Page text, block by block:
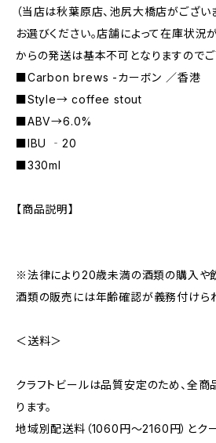
（当店は秋葉原店、池尻大橋店がござい
お選びください。店舗によって在庫状
からの発送は基本不可となりますのでご
■Carbon brews -カーボン ／香港
■Style→ coffee stout
■ABV→6.0%
■IBU ‐20
■330ml
【商品説明】
※法律により20歳未満の酒類の購入や
酒類の販売には年齢確認が義務付けら
＜送料＞
クラフトビールは品質安定のため、全
ります。
地域別配送料（1060円～2160円）とク